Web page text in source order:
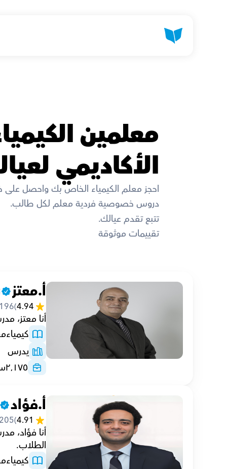
الأكاديمي
احجز معلم الكيمياء الخاص بك واحصل
دروس خصوصية فردية معلم لكل طالب.
تتبع تقدم عيالك.
تقييمات موثوقة
أ.معتز
4.94
(
أنا معتز، مدرس
كيمياء
يدرس
٢٬١٧٥
أ.فؤاد
4.91
(
الطلاب.
كيمياء